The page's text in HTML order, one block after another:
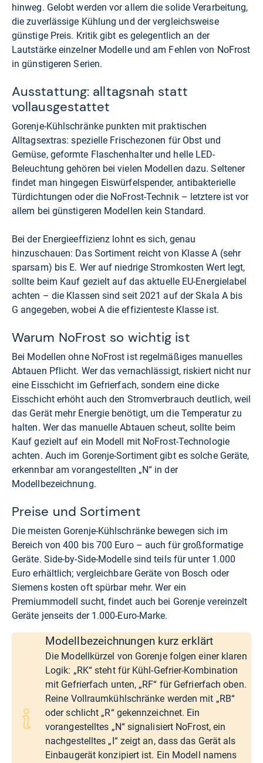
hinweg. Gelobt werden vor allem die solide Verarbeitung,
die zuverlässige Kühlung und der vergleichsweise
günstige Preis. Kritik gibt es gelegentlich an der
Lautstärke einzelner Modelle und am Fehlen von NoFrost
in günstigeren Serien.
Ausstattung: alltagsnah statt
vollausgestattet
Gorenje-Kühlschränke punkten mit praktischen
Alltagsextras: spezielle Frischezonen für Obst und
Gemüse, geformte Flaschenhalter und helle LED-
Beleuchtung gehören bei vielen Modellen dazu. Seltener
findet man hingegen Eiswürfelspender, antibakterielle
Türdichtungen oder die NoFrost-Technik – letztere ist vor
allem bei günstigeren Modellen kein Standard.
Bei der Energieeffizienz lohnt es sich, genau
hinzuschauen: Das Sortiment reicht von Klasse A (sehr
sparsam) bis E. Wer auf niedrige Stromkosten Wert legt,
sollte beim Kauf gezielt auf das aktuelle EU-Energielabel
achten – die Klassen sind seit 2021 auf der Skala A bis
G angegeben, wobei A die effizienteste Klasse ist.
Warum NoFrost so wichtig ist
Bei Modellen ohne NoFrost ist regelmäßiges manuelles
Abtauen Pflicht. Wer das vernachlässigt, riskiert nicht nur
eine Eisschicht im Gefrierfach, sondern eine dicke
Eisschicht erhöht auch den Stromverbrauch deutlich, weil
das Gerät mehr Energie benötigt, um die Temperatur zu
halten. Wer das manuelle Abtauen scheut, sollte beim
Kauf gezielt auf ein Modell mit NoFrost-Technologie
achten. Auch im Gorenje-Sortiment gibt es solche Geräte,
erkennbar am vorangestellten „N“ in der
Modellbezeichnung.
Preise und Sortiment
Die meisten Gorenje-Kühlschränke bewegen sich im
Bereich von 400 bis 700 Euro – auch für großformatige
Geräte. Side-by-Side-Modelle sind teils für unter 1.000
Euro erhältlich; vergleichbare Geräte von Bosch oder
Siemens kosten oft spürbar mehr. Wer ein
Premiummodell sucht, findet auch bei Gorenje vereinzelt
Geräte jenseits der 1.000-Euro-Marke.
Modellbezeichnungen kurz erklärt
Die Modellkürzel von Gorenje folgen einer klaren
Logik: „RK“ steht für Kühl-Gefrier-Kombination
mit Gefrierfach unten, „RF“ für Gefrierfach oben.
Reine Vollraumkühlschränke werden mit „RB“
oder schlicht „R“ gekennzeichnet. Ein
vorangestelltes „N“ signalisiert NoFrost, ein
nachgestelltes „I“ zeigt an, dass das Gerät als
Einbaugerät konzipiert ist. Ein Modell namens